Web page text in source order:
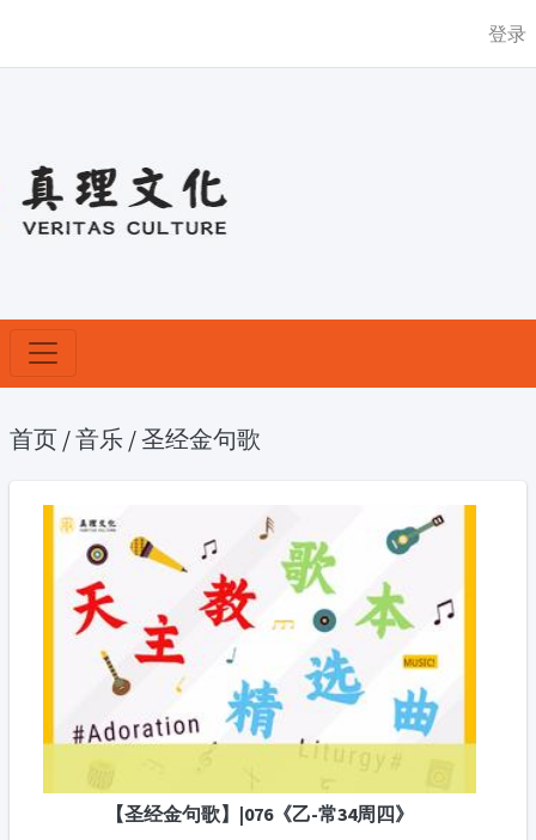
登录
首页 /音乐 /圣经金句歌
【圣经金句歌】|076《乙-常34周四》